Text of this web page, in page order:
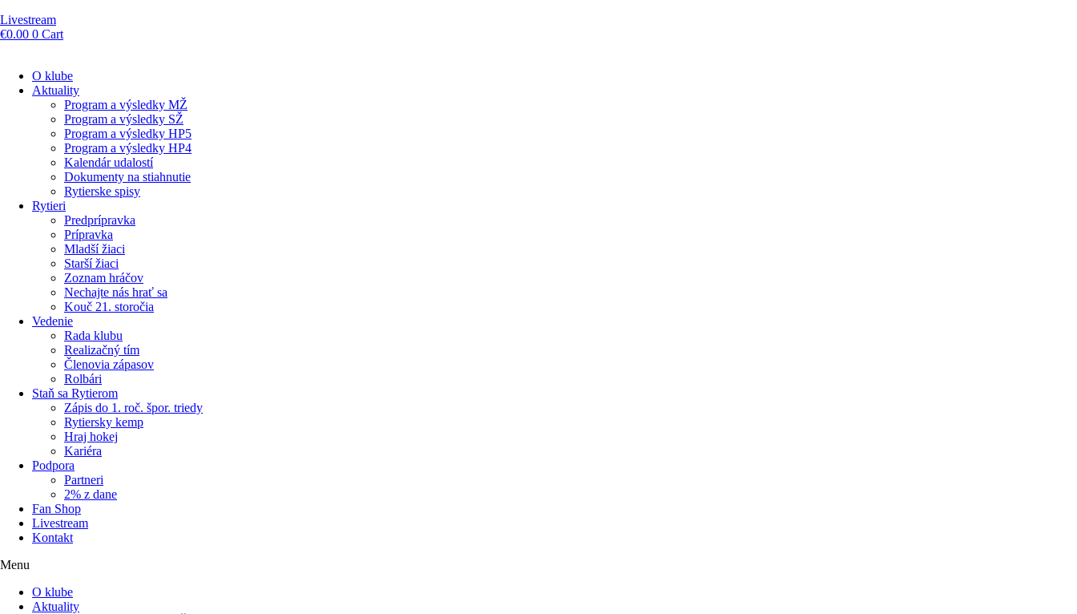
Livestream
€0.00 0 Cart
O klube
Aktuality
Program a výsledky MŽ
Program a výsledky SŽ
Program a výsledky HP5
Program a výsledky HP4
Kalendár udalostí
Dokumenty na stiahnutie
Rytierske spisy
Rytieri
Predprípravka
Prípravka
Mladší žiaci
Starší žiaci
Zoznam hráčov
Nechajte nás hrať sa
Kouč 21. storočia
Vedenie
Rada klubu
Realizačný tím
Členovia zápasov
Rolbári
Staň sa Rytierom
Zápis do 1. roč. špor. triedy
Rytiersky kemp
Hraj hokej
Kariéra
Podpora
Partneri
2% z dane
Fan Shop
Livestream
Kontakt
Menu
O klube
Aktuality